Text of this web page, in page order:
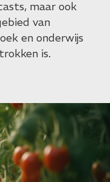
maar ook
van
en onderwijs
is.